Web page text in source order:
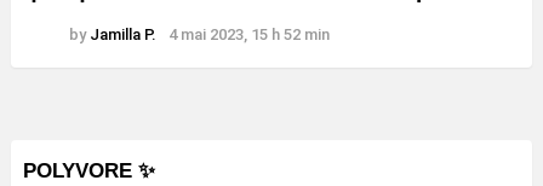
by Jamilla P. 4 mai 2023, 15 h 52 min
POLYVORE ✨